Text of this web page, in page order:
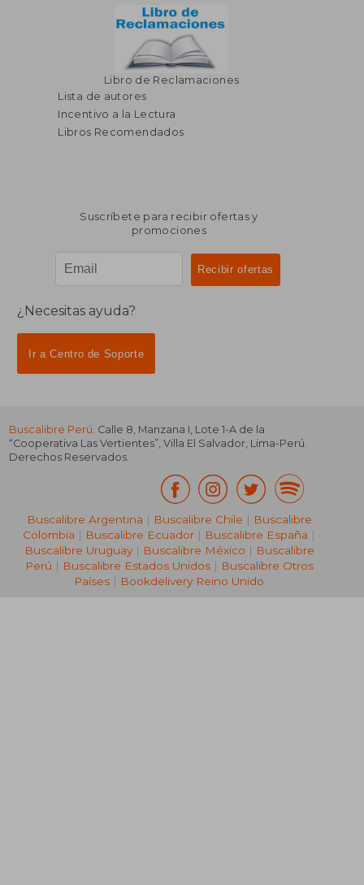
Libro de Reclamaciones
Lista de autores
Incentivo a la Lectura
Libros Recomendados
Suscríbete para recibir ofertas y
promociones
¿Necesitas ayuda?
Ir a Centro de Soporte
Buscalibre Perú. Calle 8, Manzana I, Lote 1-A de la
“Cooperativa Las Vertientes”, Villa El Salvador, Lima-Perú.
Derechos Reservados.
Buscalibre Argentina | Buscalibre Chile | Buscalibre
Colombia | Buscalibre Ecuador | Buscalibre España |
Buscalibre Uruguay| Buscalibre México | Buscalibre
Perú | Buscalibre Estados Unidos| Buscalibre Otros
Países | Bookdelivery Reino Unido